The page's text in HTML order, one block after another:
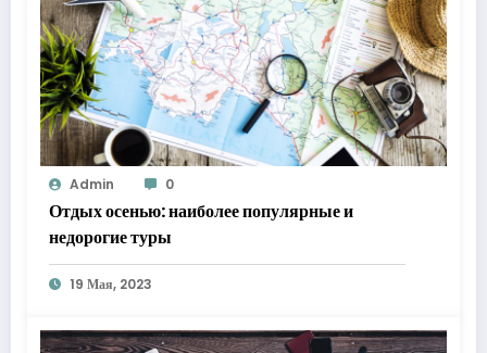
Admin 0
Отдых осенью: наиболее популярные и
недорогие туры
19 Мая, 2023